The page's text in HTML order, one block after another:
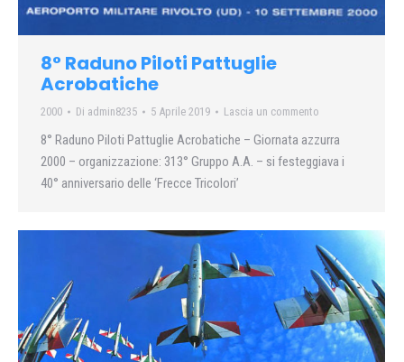
8° Raduno Piloti Pattuglie
Acrobatiche
2000 Di admin8235 5 Aprile 2019 Lascia un commento
8° Raduno Piloti Pattuglie Acrobatiche – Giornata azzurra
2000 – organizzazione: 313° Gruppo A.A. – si festeggiava i
40° anniversario delle ‘Frecce Tricolori’